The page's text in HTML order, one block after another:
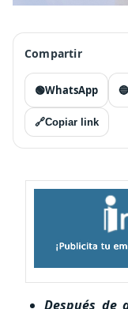
Compartir
🟢WhatsApp 🔵
🔗Copiar link
Después de